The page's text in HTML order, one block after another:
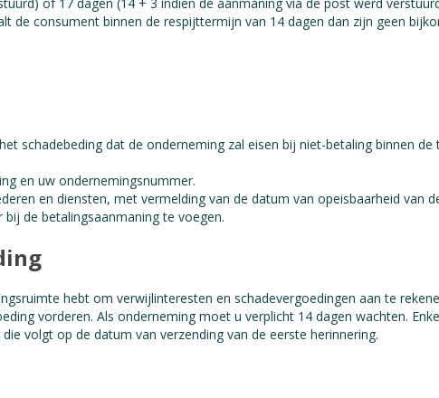
de consument binnen de respijttermijn van 14 dagen dan zijn geen
schadebeding dat de onderneming zal eisen bij niet-betaling binnen de
en uw ondernemingsnummer.
en diensten, met vermelding van de datum van opeisbaarheid van
de betalingsaanmaning te voegen.
hebt om verwijlinteresten en schadevergoedingen aan te
vorderen. Als onderneming moet u verplicht 14 dagen wachten.
volgt op de datum van verzending van de eerste herinnering.